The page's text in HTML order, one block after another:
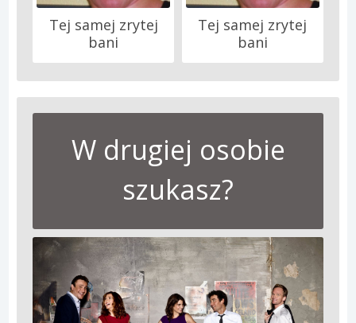
Tej samej zrytej
bani
Tej samej zrytej
bani
W drugiej osobie
szukasz?